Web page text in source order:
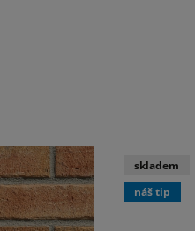
skladem
náš tip